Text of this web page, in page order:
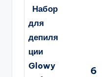
Набор
для
депиля
ции
Glowy
6